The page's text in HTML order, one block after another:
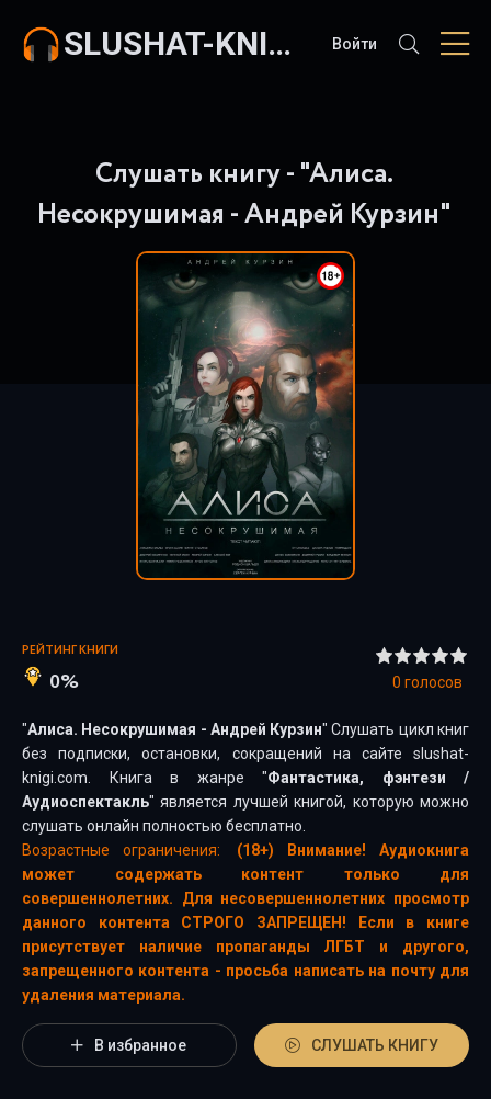
SLUSHAT-KNIGI.COM Войти
Слушать книгу - "Алиса.
Несокрушимая - Андрей Курзин"
РЕЙТИНГ КНИГИ
0% 0 голосов
"Алиса. Несокрушимая - Андрей Курзин" Слушать цикл книг
без подписки, остановки, сокращений на сайте slushat-
knigi.com. Книга в жанре "Фантастика, фэнтези /
Аудиоспектакль" является лучшей книгой, которую можно
слушать онлайн полностью бесплатно.
Возрастные ограничения:
(18+) Внимание! Аудиокнига
может содержать контент только для
совершеннолетних. Для несовершеннолетних просмотр
данного контента СТРОГО ЗАПРЕЩЕН! Если в книге
присутствует наличие пропаганды ЛГБТ и другого,
запрещенного контента - просьба написать на почту для
удаления материала.
В избранное СЛУШАТЬ КНИГУ